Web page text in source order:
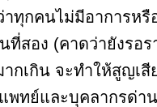
ทุกคนไม่มีอาการห
ที่สอง (คาดว่ายังรอ
เกิน จะทำให้สูญเสี
พทย์และบุคลากรด่